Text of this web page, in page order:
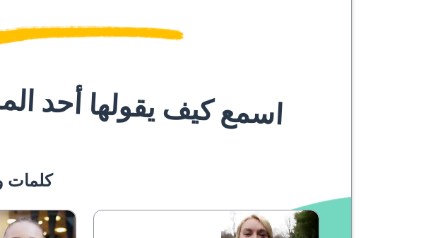
اسمع كيف يقولها أحد
كلمات